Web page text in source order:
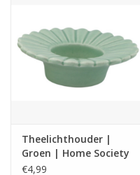
Theelichthouder |
Groen | Home Society
€4,99